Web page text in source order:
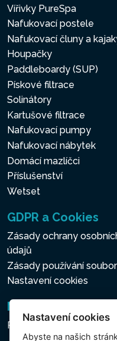
Vířivky PureSpa
Nafukovací postele
Nafukovací čluny a
Houpačky
Paddleboardy (SUP)
Pískové filtrace
Solinátory
Kartušové filtrace
Nafukovací pumpy
Nafukovací nábytek
Domácí mazlíčci
Příslušenství
Wetset
GDPR a Cookies
Zásady ochrany
údajů
Zásady používání
Nastavení cookies
Newsletter
Přihlášení k odběru
Nastavení cookies
Abyste na našich